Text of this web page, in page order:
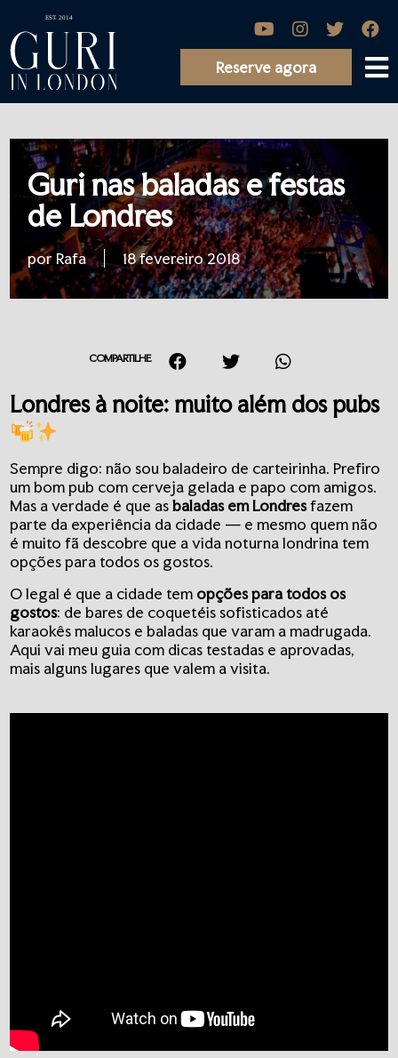
Reserve agora
Guri nas baladas e festas
de Londres
por Rafa 18 fevereiro 2018
COMPARTILHE
Londres à noite: muito além dos pubs
Sempre digo: não sou baladeiro de carteirinha. Prefiro
um bom pub com cerveja gelada e papo com amigos.
Mas a verdade é que asbaladas em Londresfazem
parte da experiência da cidade — e mesmo quem não
é muito fã descobre que a vida noturna londrina tem
opções para todos os gostos.
O legal é que a cidade tem opções para todos os
gostos: de bares de coquetéis sofisticados até
karaokês malucos e baladas que varam a madrugada.
Aqui vai meu guia com dicas testadas e aprovadas,
mais alguns lugares que valem a visita.